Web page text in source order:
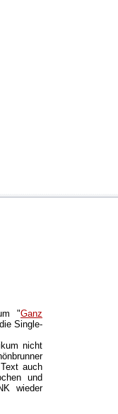
"Ganz
Single-
nicht
auch
und
wieder